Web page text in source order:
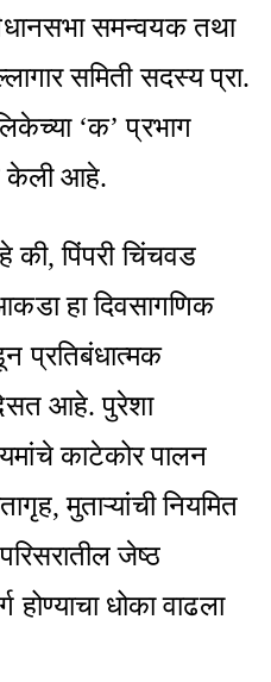
समन्वयक तथा
समिती सदस्य प्रा.
‘क’ प्रभाग
केली आहे.
की, पिंपरी चिंचवड
हा दिवसागणिक
प्रतिबंधात्मक
आहे. पुरेशा
काटेकोर पालन
मुताऱ्यांची नियमित
जेष्ठ
होण्याचा धोका वाढला